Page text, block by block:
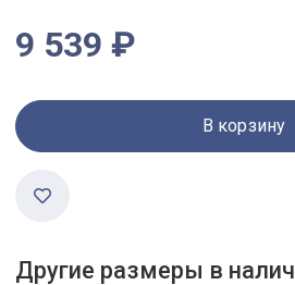
9 539 ₽
В корзину
Другие размеры в